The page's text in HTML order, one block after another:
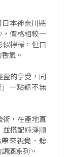
本神奈川縣
價格相較一
似檸檬，但口
氣。
盈的享受，同
一點都不無
術，在產地直
並搭配純淨順
來視覺、聽
酒系列。